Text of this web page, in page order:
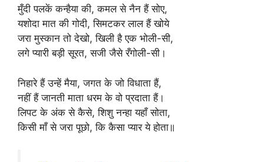
p
p
b
o
r
e
मुँदी पलकें कन्हैया की, कमल से नैन हैं सोए,
यशोदा मात की गोदी, सिमटकर लाल हैं खोये
जरा मुस्कान तो देखो, खिली है एक भोली-सी,
लगे प्यारी बड़ी सूरत, सजी जैसे रँगोली-सी।
निहारे हैं उन्हें मैया, जगत के जो विधाता हैं,
नहीं हैं जानती माता धरम के वो प्रदाता हैं।
लिपट के अंक से कैसे, शिशु नन्हा यहाँ सोता,
किसी माँ से जरा पूछो, कि कैसा प्यार ये होता॥